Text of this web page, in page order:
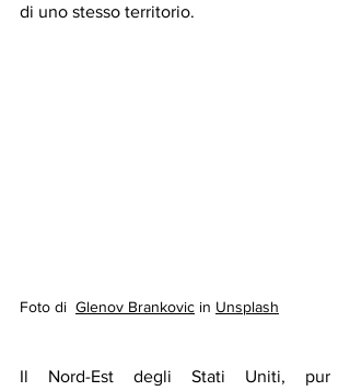
di uno stesso territorio.
Foto di Glenov Brankovic in Unsplash
Il Nord-Est degli Stati Uniti, pur